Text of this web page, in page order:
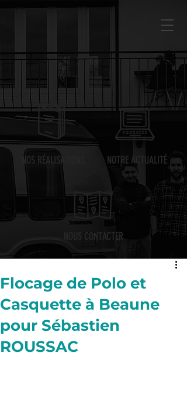
NOUS CONTACTER
NOTRE ACTUALITÉ
NOS RÉALISATIONS
Flocage de Polo et
Casquette à Beaune
pour Sébastien
ROUSSAC